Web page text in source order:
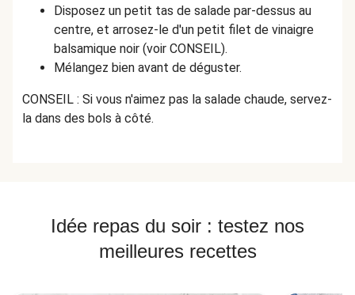
Disposez un petit tas de salade par-dessus au
centre, et arrosez-le d'un petit filet de vinaigre
balsamique noir (voir CONSEIL).
Mélangez bien avant de déguster.
CONSEIL : Si vous n'aimez pas la salade chaude, servez-
la dans des bols à côté.
Idée repas du soir : testez nos
meilleures recettes